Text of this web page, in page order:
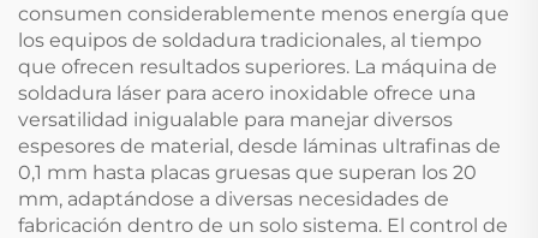
consumen considerablemente menos energía que
los equipos de soldadura tradicionales, al tiempo
que ofrecen resultados superiores. La máquina de
soldadura láser para acero inoxidable ofrece una
versatilidad inigualable para manejar diversos
espesores de material, desde láminas ultrafinas de
0,1 mm hasta placas gruesas que superan los 20
mm, adaptándose a diversas necesidades de
fabricación dentro de un solo sistema. El control de